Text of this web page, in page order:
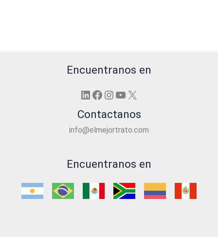
Encuentranos en
LinkedIn
Facebook
Instagram
YouTube
X
Contactanos
info@elmejortrato.com
Encuentranos en